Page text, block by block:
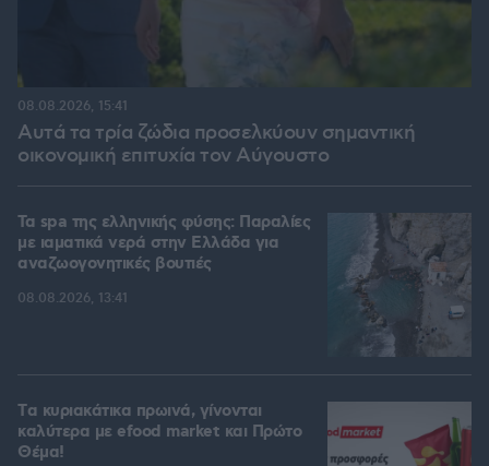
Αυτά τα τρία ζώδια προσελκύουν σημαντική
οικονομική επιτυχία τον Αύγουστο
08.08.2026, 15:41
Τα spa της ελληνικής φύσης: Παραλίες
με ιαματικά νερά στην Ελλάδα για
αναζωογονητικές βουτιές
08.08.2026, 13:41
Tα κυριακάτικα πρωινά, γίνονται
καλύτερα με efood market και Πρώτο
Θέμα!